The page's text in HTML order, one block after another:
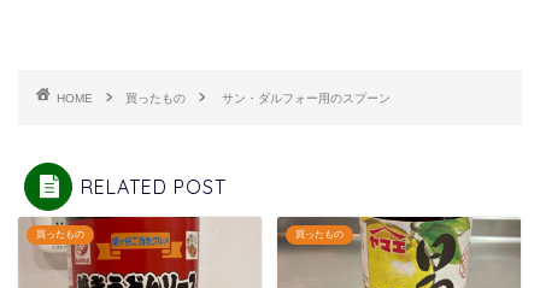
HOME 買ったもの サン・ダルフォー用のスプーン
RELATED POST
買ったもの 買ったもの